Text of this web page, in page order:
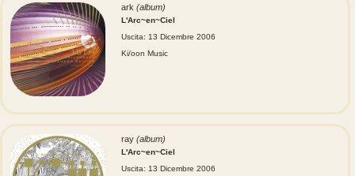
ark (album)
L'Arc~en~Ciel
Uscita: 13 Dicembre 2006
Ki/oon Music
ray (album)
L'Arc~en~Ciel
Uscita: 13 Dicembre 2006